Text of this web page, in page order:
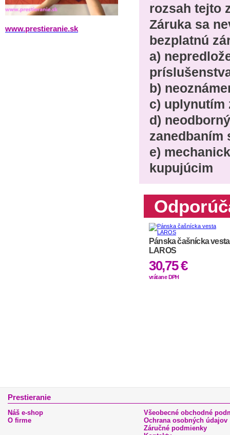
www.prestieranie.sk
rozsah tejto
Záruka sa
bezplatnú
a)
b)
c) uplynutím
d)
zanedbaním
e)
kupujúcim
Pánska čašnícka vesta
LAROS
30,75 €
vrátane DPH
Prestieranie
Náš e-shop
O firme
Všeobecné obchodné
Ochrana osobných údajov
Záručné podmienky